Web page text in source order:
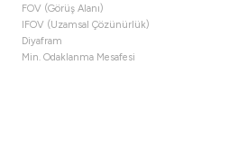
FOV (Görüş Alanı)
IFOV (Uzamsal Çözünürlük)
Diyafram
Min. Odaklanma Mesafesi